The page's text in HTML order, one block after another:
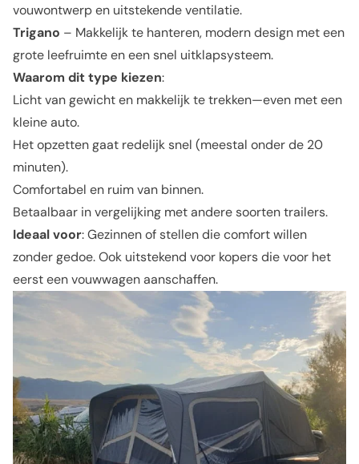
vouwontwerp en uitstekende ventilatie.
Trigano – Makkelijk te hanteren, modern design met een
grote leefruimte en een snel uitklapsysteem.
Waarom dit type kiezen:
Licht van gewicht en makkelijk te trekken—even met een
kleine auto.
Het opzetten gaat redelijk snel (meestal onder de 20
minuten).
Comfortabel en ruim van binnen.
Betaalbaar in vergelijking met andere soorten trailers.
Ideaal voor: Gezinnen of stellen die comfort willen
zonder gedoe. Ook uitstekend voor kopers die voor het
eerst een vouwwagen aanschaffen.